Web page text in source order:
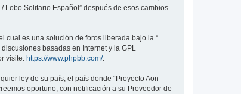
Lobo Solitario Español” después de esos cambios
cual es una solución de foros liberada bajo la “
basadas en Internet y la GPL
visite: https://www.phpbb.com/.
ley de su país, el país donde “Proyecto Aon
oportuno, con notificación a su Proveedor de